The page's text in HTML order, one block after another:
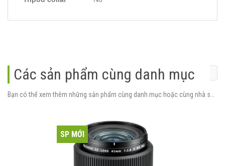
Các sản phẩm cùng danh mục
SP MỚI